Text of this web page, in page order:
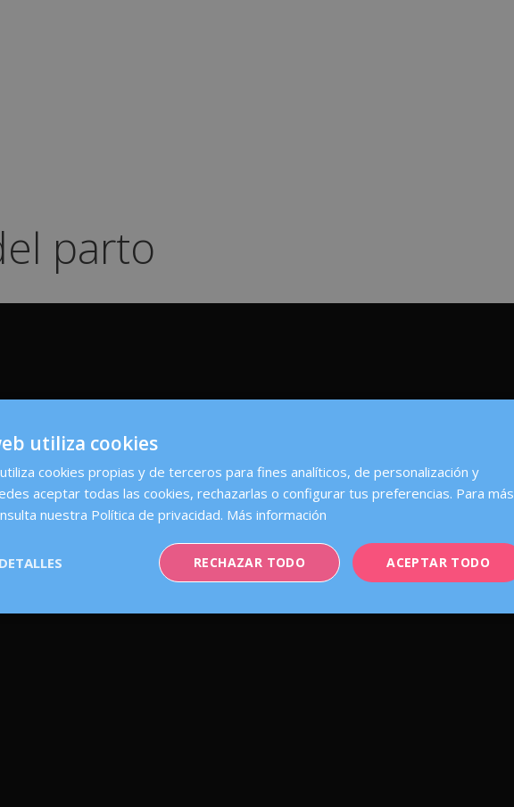
parto
utiliza cookies
cookies propias y de terceros para fines analíticos, de personalización y
aceptar todas las cookies, rechazarlas o configurar tus preferencias. Para más
nuestra Política de privacidad. Más información
ACEPTAR TODO
RECHAZAR TODO